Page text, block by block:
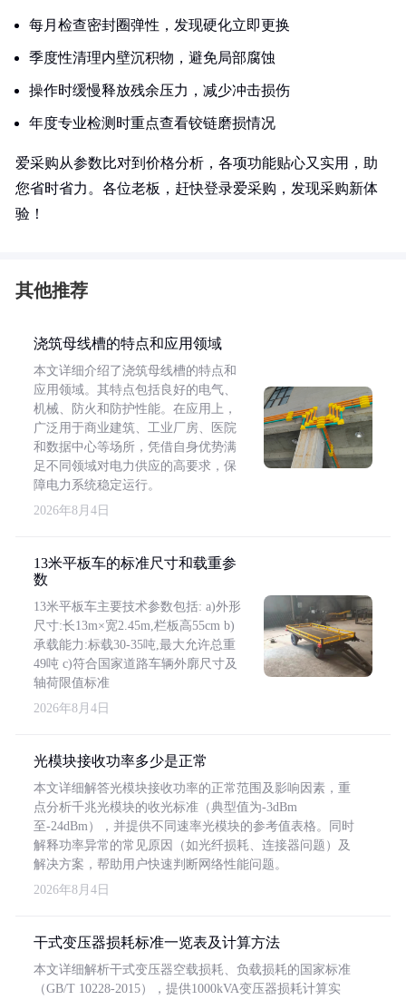
每月检查密封圈弹性，发现硬化立即更换
季度性清理内壁沉积物，避免局部腐蚀
操作时缓慢释放残余压力，减少冲击损伤
年度专业检测时重点查看铰链磨损情况
爱采购从参数比对到价格分析，各项功能贴心又实用，助
您省时省力。各位老板，赶快登录爱采购，发现采购新体
验！
其他推荐
浇筑母线槽的特点和应用领域
本文详细介绍了浇筑母线槽的特点和
应用领域。其特点包括良好的电气、
机械、防火和防护性能。在应用上，
广泛用于商业建筑、工业厂房、医院
和数据中心等场所，凭借自身优势满
足不同领域对电力供应的高要求，保
障电力系统稳定运行。
2026年8月4日
13米平板车的标准尺寸和载重参
数
13米平板车主要技术参数包括: a)外形
尺寸:长13m×宽2.45m,栏板高55cm b)
承载能力:标载30-35吨,最大允许总重
49吨 c)符合国家道路车辆外廓尺寸及
轴荷限值标准
2026年8月4日
光模块接收功率多少是正常
本文详细解答光模块接收功率的正常范围及影响因素，重
点分析千兆光模块的收光标准（典型值为-3dBm
至-24dBm），并提供不同速率光模块的参考值表格。同时
解释功率异常的常见原因（如光纤损耗、连接器问题）及
解决方案，帮助用户快速判断网络性能问题。
2026年8月4日
干式变压器损耗标准一览表及计算方法
本文详细解析干式变压器空载损耗、负载损耗的国家标准
（GB/T 10228-2015），提供1000kVA变压器损耗计算实